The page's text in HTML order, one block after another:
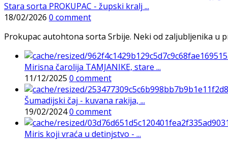
Stara sorta PROKUPAC - župski kralj ...
18/02/2026 0 comment
Prokupac autohtona sorta Srbije. Neki od zaljubljenika u
Mirisna čarolija TAMJANIKE, stare ...
11/12/2025 0 comment
Šumadijski čaj - kuvana rakija, ...
19/02/20240 comment
Miris koji vraća u detinjstvo - ...